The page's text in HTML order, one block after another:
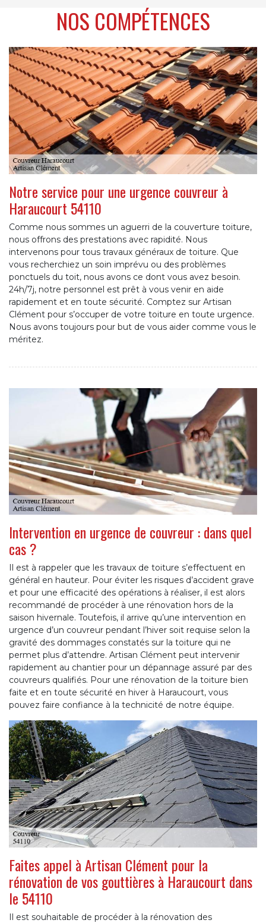
NOS COMPÉTENCES
Notre service pour une urgence couvreur à
Haraucourt 54110
Comme nous sommes un aguerri de la couverture toiture,
nous offrons des prestations avec rapidité. Nous
intervenons pour tous travaux généraux de toiture. Que
vous recherchiez un soin imprévu ou des problèmes
ponctuels du toit, nous avons ce dont vous avez besoin.
24h/7j, notre personnel est prêt à vous venir en aide
rapidement et en toute sécurité. Comptez sur Artisan
Clément pour s’occuper de votre toiture en toute urgence.
Nous avons toujours pour but de vous aider comme vous le
méritez.
Intervention en urgence de couvreur : dans quel
cas ?
Il est à rappeler que les travaux de toiture s’effectuent en
général en hauteur. Pour éviter les risques d’accident grave
et pour une efficacité des opérations à réaliser, il est alors
recommandé de procéder à une rénovation hors de la
saison hivernale. Toutefois, il arrive qu’une intervention en
urgence d’un couvreur pendant l’hiver soit requise selon la
gravité des dommages constatés sur la toiture qui ne
permet plus d’attendre. Artisan Clément peut intervenir
rapidement au chantier pour un dépannage assuré par des
couvreurs qualifiés. Pour une rénovation de la toiture bien
faite et en toute sécurité en hiver à Haraucourt, vous
pouvez faire confiance à la technicité de notre équipe.
Faites appel à Artisan Clément pour la
rénovation de vos gouttières à Haraucourt dans
le 54110
Il est souhaitable de procéder à la rénovation des